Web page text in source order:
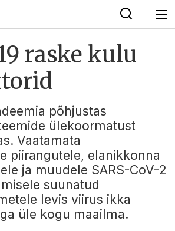
raske kulu
põhjustas
ülekoormatust
Vaatamata
piirangutele, elanikkonna
ja muudele SARS-CoV-2
suunatud
levis viirus ikka
üle kogu maailma.